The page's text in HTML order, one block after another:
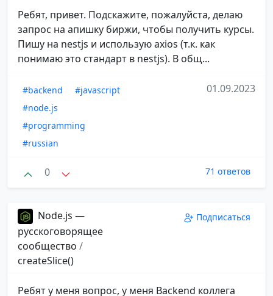
Ребят, привет. Подскажите, пожалуйста, делаю
запрос на апишку биржи, чтобы получить курсы.
Пишу на nestjs и использую axios (т.к. как
понимаю это стандарт в nestjs). В общ...
#backend
#javascript
#node.js
#programming
#russian
01.09.2023
0 71 ответов
Node.js —
русскоговорящее
сообщество /
createSlice()
Подписаться
Ребят у меня вопрос, у меня Backend коллега